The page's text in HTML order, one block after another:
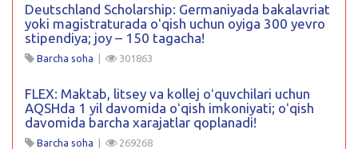
Deutschland Scholarship: Germaniyada bakalavriat
yoki magistraturada oʻqish uchun oyiga 300 yevro
stipendiya; joy – 150 tagacha!
Barcha soha | 301863
FLEX: Maktab, litsey va kollej oʻquvchilari uchun
AQSHda 1 yil davomida oʻqish imkoniyati; oʻqish
davomida barcha xarajatlar qoplanadi!
Barcha soha | 269268